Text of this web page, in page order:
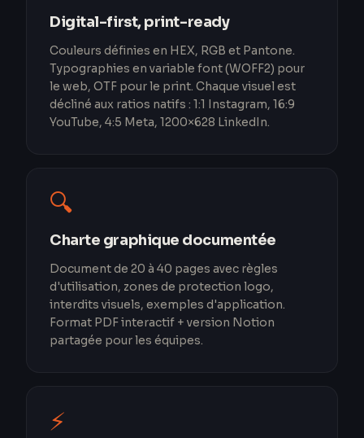
Digital-first, print-ready
Couleurs définies en HEX, RGB et Pantone.
Typographies en variable font (WOFF2) pour
le web, OTF pour le print. Chaque visuel est
décliné aux ratios natifs : 1:1 Instagram, 16:9
YouTube, 4:5 Meta, 1200×628 LinkedIn.
🔍
Charte graphique documentée
Document de 20 à 40 pages avec règles
d'utilisation, zones de protection logo,
interdits visuels, exemples d'application.
Format PDF interactif + version Notion
partagée pour les équipes.
⚡